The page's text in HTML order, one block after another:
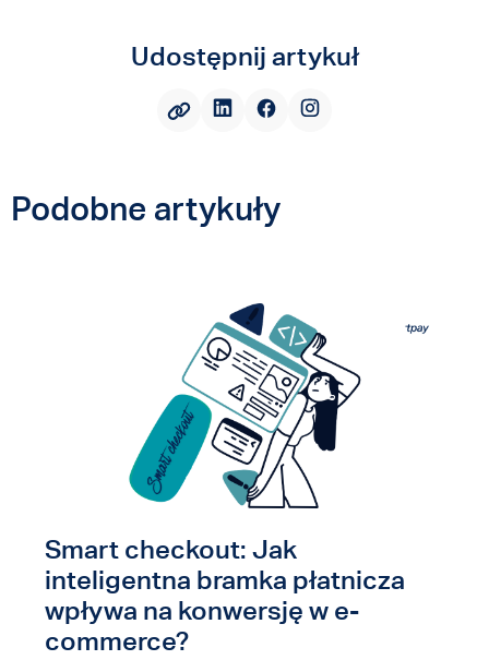
Udostępnij artykuł
Podobne artykuły
Smart checkout: Jak
inteligentna bramka płatnicza
wpływa na konwersję w e-
commerce?